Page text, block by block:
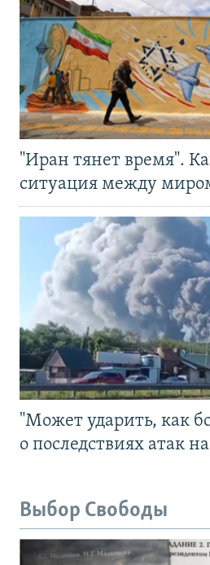
"Иран тянет время".
ситуация между
"Может ударить, как
о последствиях атак
Выбор Свободы